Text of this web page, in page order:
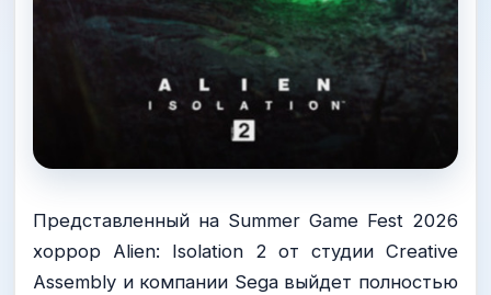
Представленный на Summer Game Fest 2026
хоррор Alien: Isolation 2 от студии Creative
Assembly и компании Sega выйдет полностью